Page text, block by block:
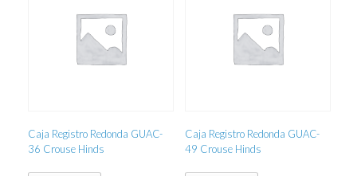
Caja Registro Redonda GUAC-
36 Crouse Hinds
Caja Registro Redonda GUAC-
49 Crouse Hinds